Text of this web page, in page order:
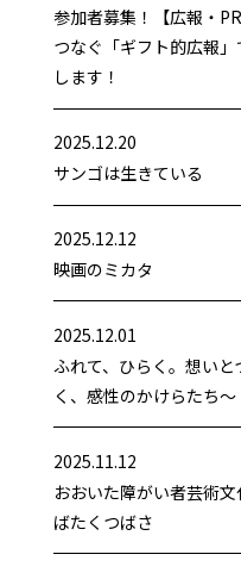
参加者募集！【広報・
つなぐ「ギフト的広報
します！
2025.12.20
サンゴは生きている
2025.12.12
映画のミカタ
2025.12.01
ふれて、ひらく。想い
く、感性のかけらたち～
2025.11.12
おおいた障がい者芸術
ばたくつばさ